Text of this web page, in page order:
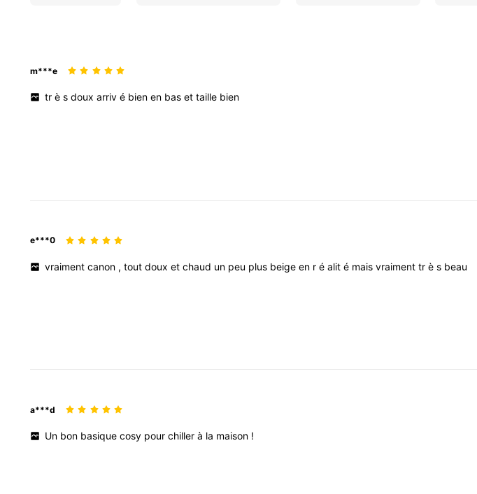
m***e
trèsdouxarrivé bienen basettaille bien
e***0
vraimentcanon ,toutdouxetchaud un peu plus beigeen réalité maisvraimenttrès beau
a***d
Un bon basiquecosy pourchillerà la maison !